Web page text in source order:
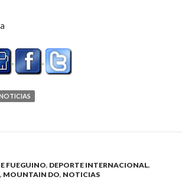
más Latinoamericana
FUEGUINO, DEPORTE INTERNACIONAL,
, MOUNTAIN DO, NOTICIAS